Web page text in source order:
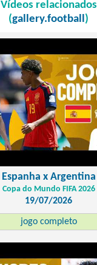
Vídeos relacionados
(gallery.football)
Espanha x Argentina
Copa do Mundo FIFA 2026
19/07/2026
jogo completo